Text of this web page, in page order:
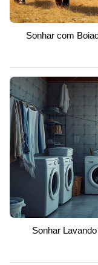
Sonhar com
Sonhar